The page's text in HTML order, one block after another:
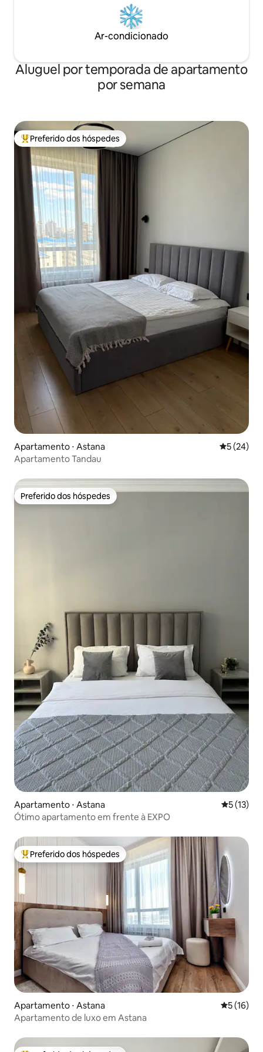
Ar-condicionado
Aluguel por temporada de apartamento
por semana
Entre os melhores preferidos dos hóspedes
Preferido dos hóspedes
Apartamento ⋅ Astana 5 de uma
5 (24)
Apartamento Tandau
Preferido dos hóspedes
Preferido dos hóspedes
Apartamento ⋅ Astana 5 de uma
5 (13)
Ótimo apartamento em frente à EXPO
Entre os melhores preferidos dos hóspedes
Preferido dos hóspedes
Apartamento ⋅ Astana 5 de uma
5 (16)
Apartamento de luxo em Astana